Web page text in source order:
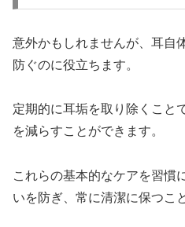
意外かもしれませんが、耳自
防ぐのに役立ちます。
定期的に耳垢を取り除くこと
を減らすことができます。
これらの基本的なケアを習慣
いを防ぎ、常に清潔に保つこ